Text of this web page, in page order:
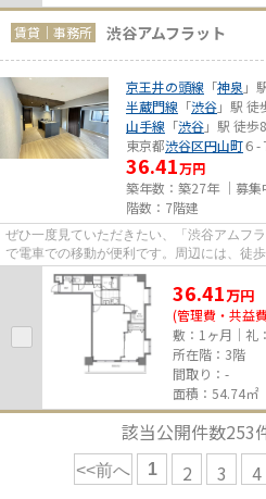
賃貸｜事務所 渋谷アムフラット
京王井の頭線 「神泉 」
半蔵門線 「渋谷」駅 徒
山手線 「渋谷」駅 徒歩
東京都渋谷区円山町６-
36.41万円
築年数：築27年 ｜募集
階数：7階建
ぜひ一度見ていただきたい、「渋谷アムフ
で電車での移動が便利です。周辺には、徒
ちらはエレベーター付き物件です。
36.41万円
(管理費・共益
敷：1ヶ月｜礼
所在階：3階
間取り：-
面積：54.74㎡
該当公開件数253
<<前へ 1 2 3 4